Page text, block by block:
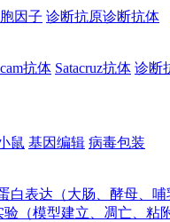
因子 诊断抗原诊断抗体
抗体 Satacruz抗体 诊断
鼠 基因编辑 病毒包装
白表达（大肠、酵母、
验（模型建立、凋亡、粘